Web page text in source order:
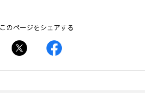
このページをシェアする